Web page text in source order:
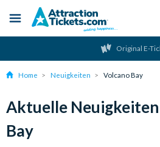
content
Menu
Original E-
Home Neuigkeiten Volcano Bay
Aktuelle
Bay